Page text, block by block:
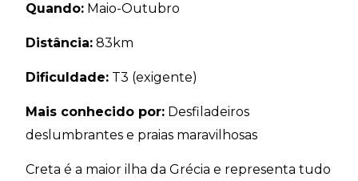
Quando: Maio-Outubro
Distância: 83km
Dificuldade: T3 (exigente)
Mais conhecido por: Desfiladeiros
deslumbrantes e praias maravilhosas
Creta é a maior ilha da Grécia e representa tudo